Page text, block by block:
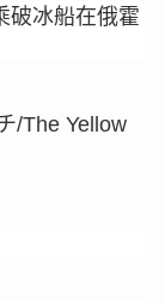
破冰船在俄霍
/The Yellow